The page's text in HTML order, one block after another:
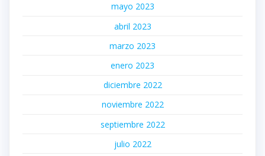
mayo 2023
abril 2023
marzo 2023
enero 2023
diciembre 2022
noviembre 2022
septiembre 2022
julio 2022